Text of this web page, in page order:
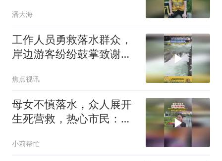
潘大海
工作人员勇救落水群众，
岸边游客纷纷鼓掌致谢。
要注意安全
焦点视讯
母女不慎落水，众人展开
生死营救，热心市民：当
小莉帮忙